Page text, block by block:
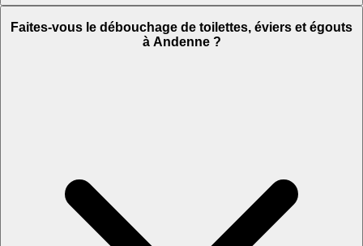
Faites-vous le débouchage de toilettes, éviers et égouts
à Andenne ?